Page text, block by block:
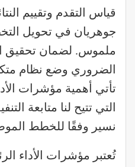
قياس التقدم وتقييم
جوهريان في تحويل
ملموس. لضمان تحقيق
الضروري وضع نظام
التي تتيح لنا متابعة
نسير وفقًا للخطط
تُعتبر مؤشرات الأداء